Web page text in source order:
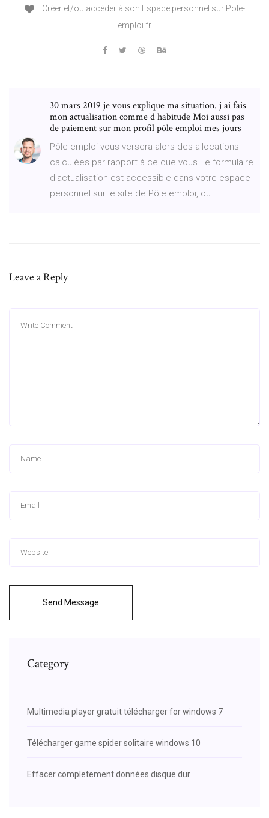
Créer et/ou accéder à son Espace personnel sur Pole-
emploi.fr
30 mars 2019 je vous explique ma situation. j ai fais
mon actualisation comme d habitude Moi aussi pas
de paiement sur mon profil pôle emploi mes jours
Pôle emploi vous versera alors des allocations
calculées par rapport à ce que vous Le formulaire
d'actualisation est accessible dans votre espace
personnel sur le site de Pôle emploi, ou
Leave a Reply
Send Message
Category
Multimedia player gratuit télécharger for windows 7
Télécharger game spider solitaire windows 10
Effacer completement données disque dur